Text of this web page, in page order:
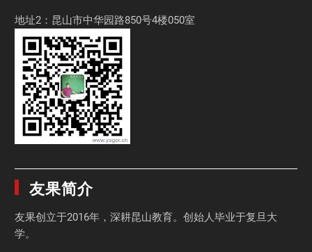
地址2：昆山市中华园路850号4楼050室
友果简介
友果创立于2016年，深耕昆山教育。创始人毕业于复旦大
学。